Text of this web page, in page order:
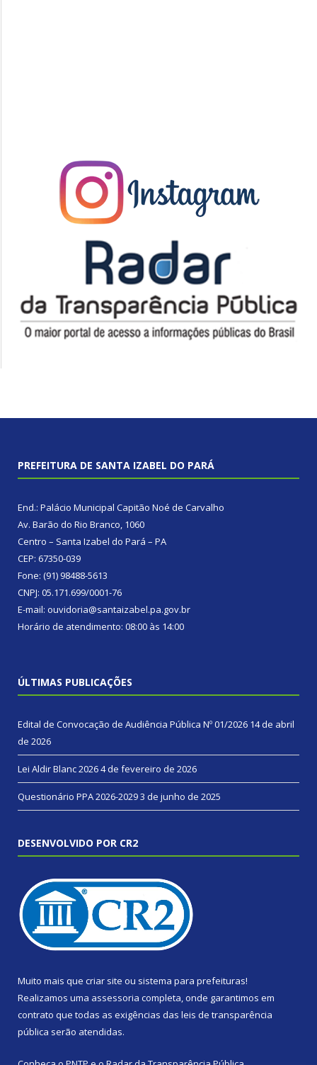
PREFEITURA DE SANTA IZABEL DO PARÁ
End.: Palácio Municipal Capitão Noé de Carvalho
Av. Barão do Rio Branco, 1060
Centro – Santa Izabel do Pará – PA
CEP: 67350-039
Fone: (91) 98488-5613
CNPJ: 05.171.699/0001-76
E-mail: ouvidoria@santaizabel.pa.gov.br
Horário de atendimento: 08:00 às 14:00
ÚLTIMAS PUBLICAÇÕES
Edital de Convocação de Audiência Pública Nº 01/2026 14 de abril
de 2026
Lei Aldir Blanc 20264 de fevereiro de 2026
Questionário PPA 2026-20293 de junho de 2025
DESENVOLVIDO POR CR2
Muito mais que criar site ou sistema para prefeituras!
Realizamos uma assessoria completa, onde garantimos em
contrato que todas as exigências das leis de transparência
pública serão atendidas.